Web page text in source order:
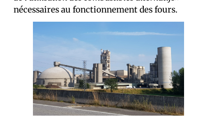
nécessaires au fonctionnement des fours.